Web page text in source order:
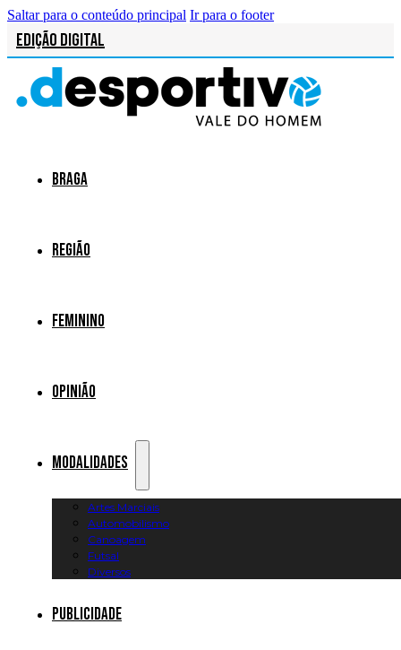
Saltar para o conteúdo principal Ir para o footer
Edição Digital
Braga
Região
Feminino
Opinião
Modalidades
Artes Marciais
Automobilismo
Canoagem
Futsal
Diversos
Publicidade